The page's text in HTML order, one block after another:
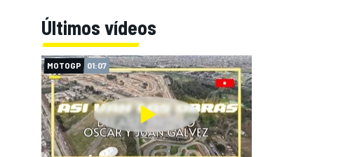
Últimos vídeos
MOTOGP 01:07